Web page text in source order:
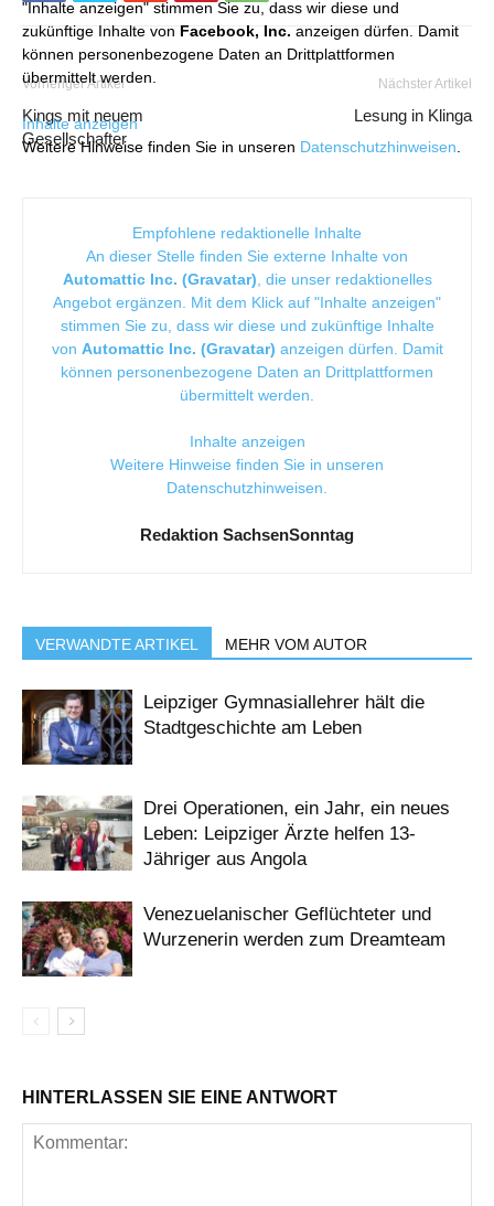
"Inhalte anzeigen" stimmen Sie zu, dass wir diese und
zukünftige Inhalte von Facebook, Inc. anzeigen dürfen. Damit
können personenbezogene Daten an Drittplattformen
übermittelt werden.
Inhalte anzeigen
Weitere Hinweise finden Sie in unseren Datenschutzhinweisen
Vorheriger Artikel
Kings mit neuem
Gesellschafter
Nächster Artikel
Lesung in Klinga
Empfohlene redaktionelle Inhalte
An dieser Stelle finden Sie externe Inhalte von
Automattic Inc. (Gravatar) , die unser redaktionelles
Angebot ergänzen. Mit dem Klick auf "Inhalte anzeigen"
stimmen Sie zu, dass wir diese und zukünftige Inhalte
von Automattic Inc. (Gravatar) anzeigen dürfen. Damit
können personenbezogene Daten an Drittplattformen
übermittelt werden.
Inhalte anzeigen
Weitere Hinweise finden Sie in unseren
Datenschutzhinweisen
Redaktion SachsenSonntag
VERWANDTE ARTIKEL MEHR VOM AUTOR
Leipziger Gymnasiallehrer hält die
Stadtgeschichte am Leben
Drei Operationen, ein Jahr, ein neues
Leben: Leipziger Ärzte helfen 13-
Jähriger aus Angola
Venezuelanischer Geflüchteter und
Wurzenerin werden zum Dreamteam
HINTERLASSEN SIE EINE ANTWORT